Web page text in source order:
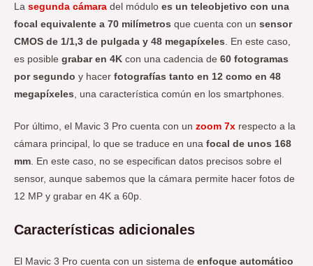
La segunda cámara del módulo es un teleobjetivo con una
focal equivalente a 70 milímetros que cuenta con un sensor
CMOS de 1/1,3 de pulgada y 48 megapíxeles . En este caso,
es posible grabar en 4K con una cadencia de 60 fotogramas
por segundo y hacer fotografías tanto en 12 como en 48
megapíxeles , una característica común en los smartphones.
Por último, el Mavic 3 Pro cuenta con un zoom 7x respecto a la
cámara principal, lo que se traduce en una focal de unos 168
mm. En este caso, no se especifican datos precisos sobre el
sensor, aunque sabemos que la cámara permite hacer fotos de
12 MP y grabar en 4K a 60p.
Características adicionales
El Mavic 3 Pro cuenta con un sistema de enfoque automático